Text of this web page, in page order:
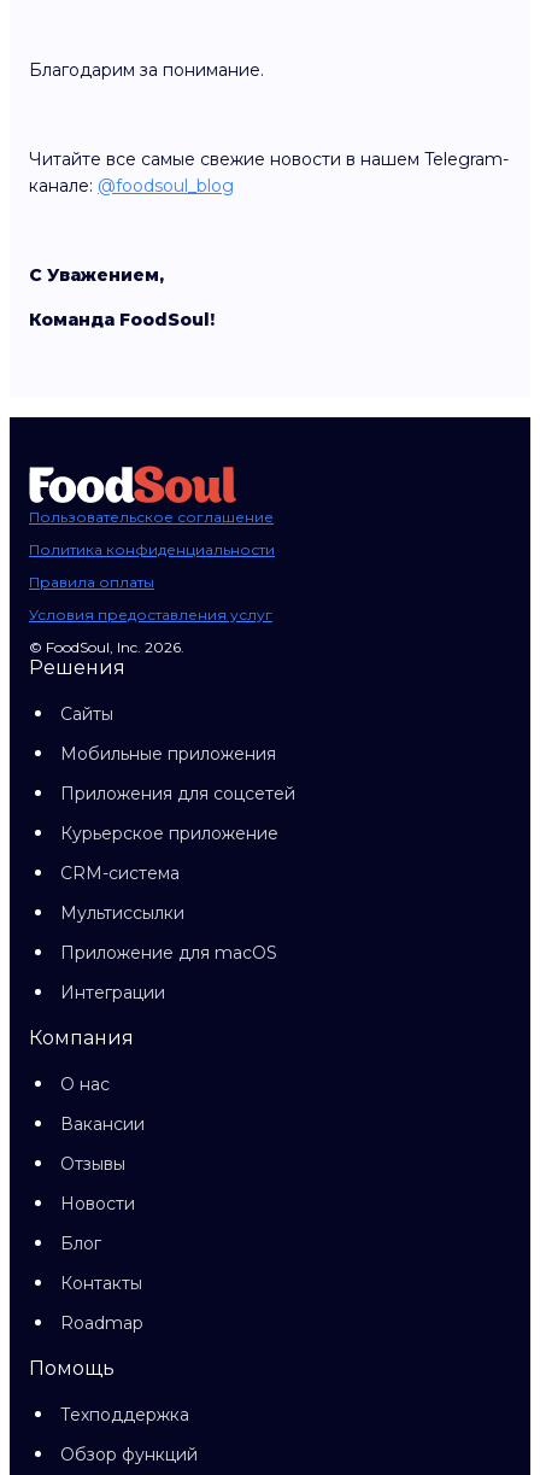
Благодарим за понимание.
Читайте все самые свежие новости в нашем Telegram-
канале: @foodsoul_blog
С Уважением,
Команда FoodSoul!
Пользовательское соглашение
Политика конфиденциальности
Правила оплаты
Условия предоставления услуг
© FoodSoul, Inc. 2026.
Решения
Сайты
Мобильные приложения
Приложения для соцсетей
Курьерское приложение
CRM-система
Мультиссылки
Приложение для macOS
Интеграции
Компания
О нас
Вакансии
Отзывы
Новости
Блог
Контакты
Roadmap
Помощь
Техподдержка
Обзор функций